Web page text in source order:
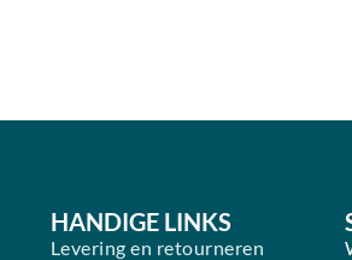
HANDIGE LINKS
Levering en retourneren